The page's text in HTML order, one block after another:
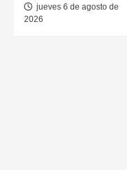
jueves 6 de agosto de
2026